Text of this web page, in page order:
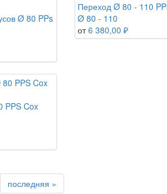
Ø 80 PPs
Переход Ø 80 - 110
Ø 80 - 110
от 6 380,00 ₽
PPS Cox
последняя »